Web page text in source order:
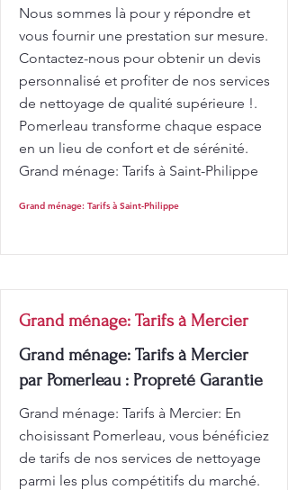
Nous sommes là pour y répondre et
vous fournir une prestation sur mesure.
Contactez-nous pour obtenir un devis
personnalisé et profiter de nos services
de nettoyage de qualité supérieure !.
Pomerleau transforme chaque espace
en un lieu de confort et de sérénité.
Grand ménage: Tarifs à Saint-Philippe
Grand ménage: Tarifs à Saint-Philippe
Grand ménage: Tarifs à Mercier
Grand ménage: Tarifs à Mercier
par Pomerleau : Propreté Garantie
Grand ménage: Tarifs à Mercier: En
choisissant Pomerleau, vous bénéficiez
de tarifs de nos services de nettoyage
parmi les plus compétitifs du marché.